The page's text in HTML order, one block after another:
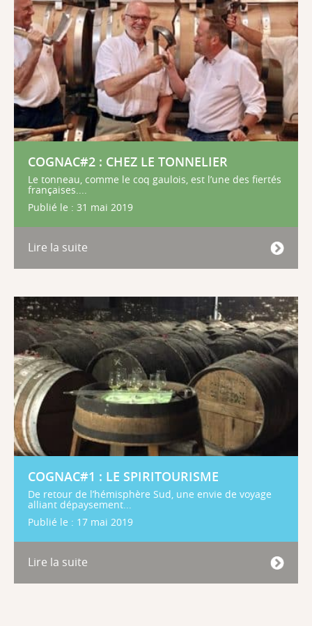
COGNAC#2 : CHEZ LE TONNELIER
Le tonneau, comme le coq gaulois, est l’une des fiertés
françaises....
Publié le : 31 mai 2019
Lire la suite
COGNAC#1 : LE SPIRITOURISME
De retour de l’hémisphère Sud, une envie de voyage
alliant dépaysement...
Publié le : 17 mai 2019
Lire la suite